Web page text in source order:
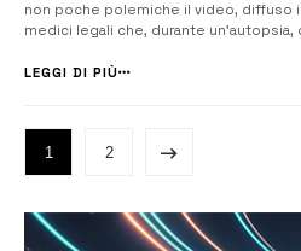
non poche polemiche il video, diffuso
medici legali che, durante
note università italiane intenti a
LEGGI DI PIÙ
1 2